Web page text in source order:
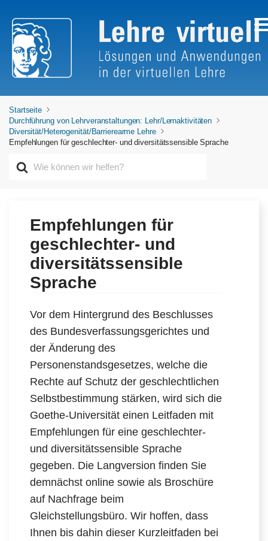
Startseite
Durchführung von Lehrveranstaltungen: Lehr/Lernaktivitäten
Diversität/Heterogenität/Barrierearme Lehre
Empfehlungen für geschlechter- und diversitätssensible Sprache
Empfehlungen für
geschlechter- und
diversitätssensible
Sprache
Vor dem Hintergrund des Beschlusses
des Bundesverfassungsgerichtes und
der Änderung des
Personenstandsgesetzes, welche die
Rechte auf Schutz der geschlechtlichen
Selbstbestimmung stärken, wird sich die
Goethe-Universität einen Leitfaden mit
Empfehlungen für eine geschlechter-
und diversitätssensible Sprache
gegeben. Die Langversion finden Sie
demnächst online sowie als Broschüre
auf Nachfrage beim
Gleichstellungsbüro. Wir hoffen, dass
Ihnen bis dahin dieser Kurzleitfaden bei